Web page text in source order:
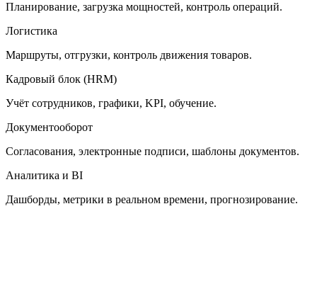
Планирование, загрузка мощностей, контроль операций.
Логистика
Маршруты, отгрузки, контроль движения товаров.
Кадровый блок (HRM)
Учёт сотрудников, графики, KPI, обучение.
Документооборот
Согласования, электронные подписи, шаблоны документов.
Аналитика и BI
Дашборды, метрики в реальном времени, прогнозирование.